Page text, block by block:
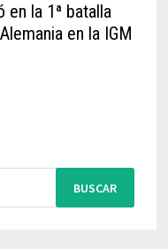
en la 1ª batalla
en la IGM